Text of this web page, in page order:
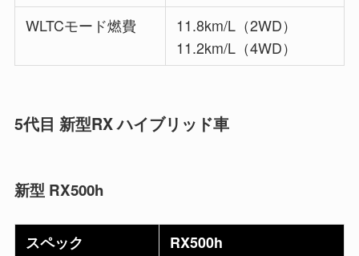
WLTCモード燃費
11.8km/L（2WD）
11.2km/L（4WD）
5代目 新型RX ハイブリッド車
新型 RX500h
スペック
RX500h